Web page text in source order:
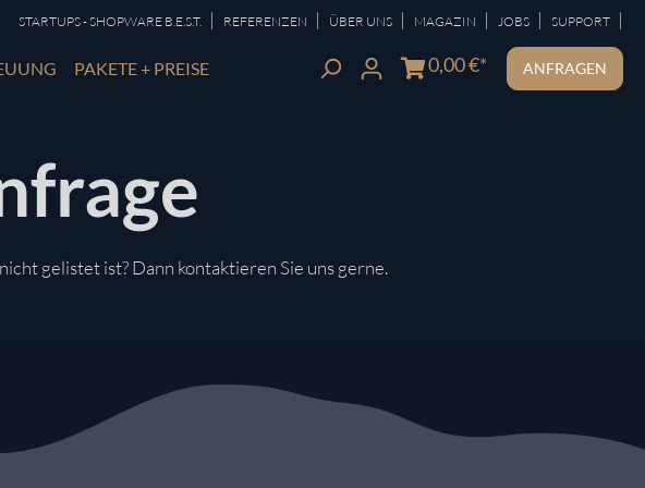
STARTUPS - SHOPWARE B.E.S.T. | REFERENZEN | ÜBER UNS | MAGAZIN | JOBS | SUPPORT |
PAKETE + PREISE 0,00 €* ANFRAGEN
gelistet ist? Dann kontaktieren Sie uns gerne.